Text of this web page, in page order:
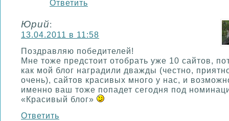
Ответить
Юрий:
13.04.2011 в 11:58
Поздравляю победителей!
Мне тоже предстоит отобрать уже 10 сайтов,
как мой блог наградили дважды (честно,
очень), сайтов красивых много у нас, и
именно ваш тоже попадет сегодня под
«Красивый блог»
Ответить